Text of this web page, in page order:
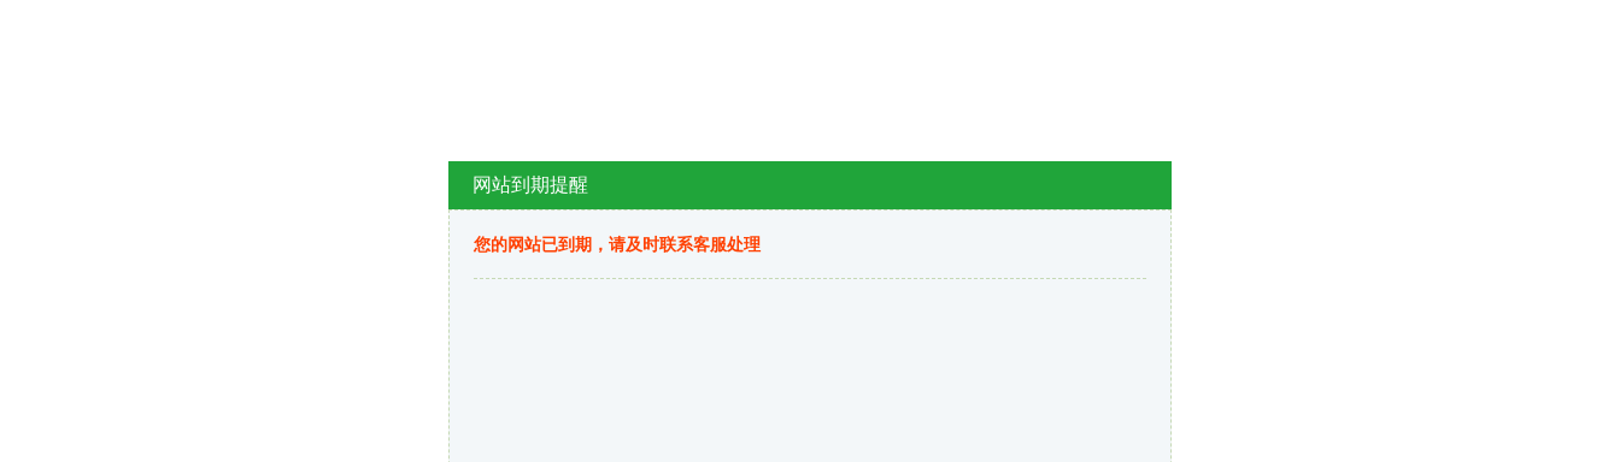
网站到期提醒
您的网站已到期，请及时联系客服处理